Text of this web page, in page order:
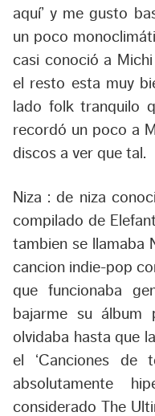
aquí’ y me gusto
un poco
casi conoció a
el resto esta muy
lado folk tranquilo
recordó un poco a
discos a ver que tal.
Niza : de niza
compilado de
tambien se llamaba
cancion indie-pop
que funcionaba
bajarme su álbum
olvidaba hasta que
el ‘Canciones de
absolutamente
considerado The